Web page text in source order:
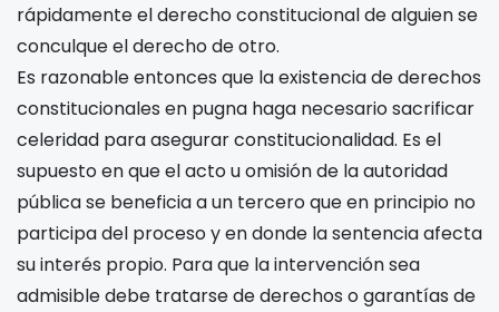
rápidamente el derecho constitucional de alguien se
conculque el derecho de otro.
Es razonable entonces que la existencia de derechos
constitucionales en pugna haga necesario sacrificar
celeridad para asegurar constitucionalidad. Es el
supuesto en que el acto u omisión de la autoridad
pública se beneficia a un tercero que en principio no
participa del proceso y en donde la sentencia afecta
su interés propio. Para que la intervención sea
admisible debe tratarse de derechos o garantías de